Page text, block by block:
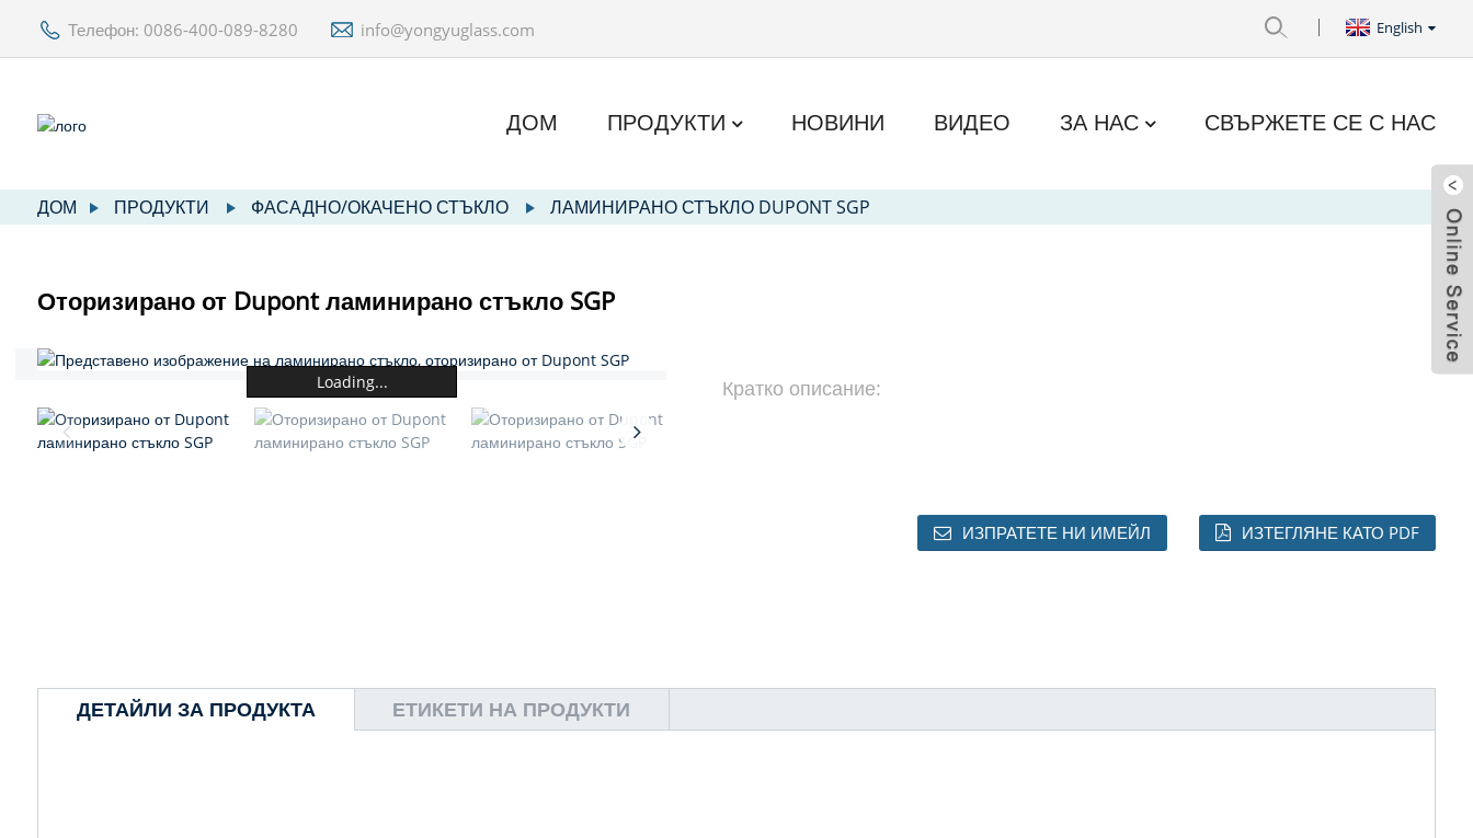
Телефон: 0086-400-089-8280 info@yongyuglass.com English
ДОМ ПРОДУКТИ НОВИНИ ВИДЕО ЗА НАС СВЪРЖЕТЕ СЕ С НАС
ДОМ ПРОДУКТИ ФАСАДНО/ОКАЧЕНО СТЪКЛО ЛАМИНИРАНО СТЪКЛО DUPONT SGP
Оторизирано от Dupont ламинирано стъкло SGP
Loading... Кратко описание:
ИЗПРАТЕТЕ НИ ИМЕЙЛ ИЗТЕГЛЯНЕ КАТО PDF
ДЕТАЙЛИ ЗА ПРОДУКТА ЕТИКЕТИ НА ПРОДУКТИ